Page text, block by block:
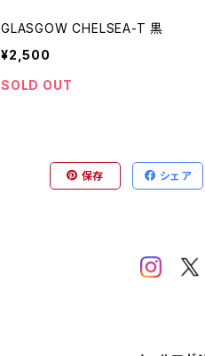
GLASGOW CHELSEA-T 黒
¥2,500
SOLD OUT
保存 シェア